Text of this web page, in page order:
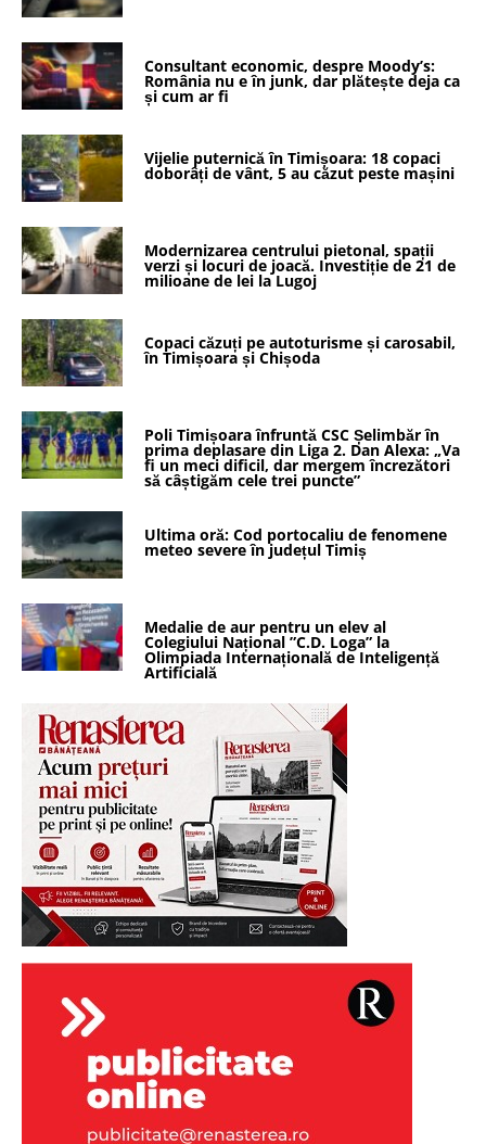
Consultant economic, despre Moody’s:
România nu e în junk, dar plătește deja ca
și cum ar fi
Vijelie puternică în Timișoara: 18 copaci
doborâți de vânt, 5 au căzut peste mașini
Modernizarea centrului pietonal, spații
verzi și locuri de joacă. Investiție de 21 de
milioane de lei la Lugoj
Copaci căzuți pe autoturisme și carosabil,
în Timișoara și Chișoda
Poli Timișoara înfruntă CSC Șelimbăr în
prima deplasare din Liga 2. Dan Alexa: „Va
fi un meci dificil, dar mergem încrezători
să câștigăm cele trei puncte”
Ultima oră: Cod portocaliu de fenomene
meteo severe în județul Timiș
Medalie de aur pentru un elev al
Colegiului Național ”C.D. Loga” la
Olimpiada Internațională de Inteligență
Artificială